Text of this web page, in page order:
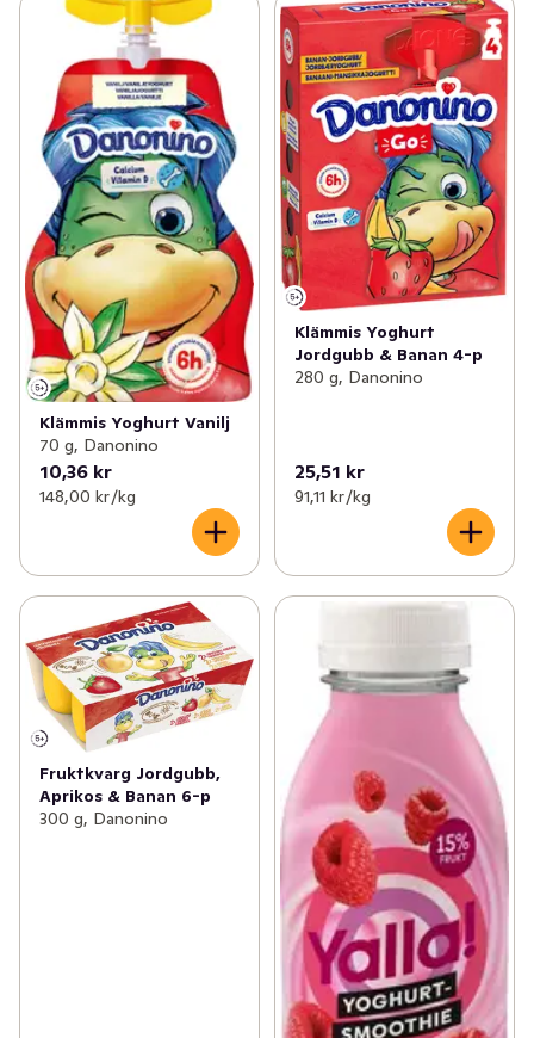
Klämmis Yoghurt Vanilj
70 g, Danonino
10,36 kr
148,00 kr /kg
Klämmis Yoghurt
Jordgubb & Banan 4-p
280 g, Danonino
25,51 kr
91,11 kr /kg
Fruktkvarg Jordgubb,
Aprikos & Banan 6-p
300 g, Danonino